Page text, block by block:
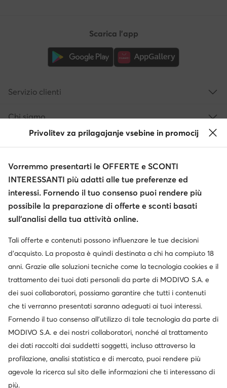
Cambia paese: Italia (IT)
Scarica l'app
Servizio clienti
Chi siamo
© escarpe.it 2026
Modifica impostazioni
Informativa sulla privacy
Protezione dei dati
Privolitev za prilagajanje vsebine in promocij
Vorremmo presentarti le OFFERTE e SCONTI
INTERESSANTI più adatti alle tue preferenze ed
interessi. Fornendo il tuo consenso puoi rendere più
possibile la preparazione di offerte e sconti basati
sull’analisi della tua attività online.
Tali offerte e contenuti possono influenzare le tue decisioni
d’acquisto. La proposta è quindi destinata a chi ha compiuto 18
anni. Grazie alle soluzioni tecniche come la tecnologia cookies e il
trattamento dei tuoi dati personali da parte di MODIVO S.A. e
dei suoi collaboratori, possiamo garantire che tutti i contenuti
che ti verranno presentati saranno adeguati ai tuoi interessi.
Fornendo il tuo consenso all’utilizzo di tale tecnologia da parte di
MODIVO S.A. e dei nostri collaboratori, nonché al trattamento
dei dati raccolti dai suddetti soggetti, incluso attraverso la
profilazione, analisi statistica e di mercato, puoi rendere più
agevole la ricerca sul sito delle informazioni che ti interessano di
più.